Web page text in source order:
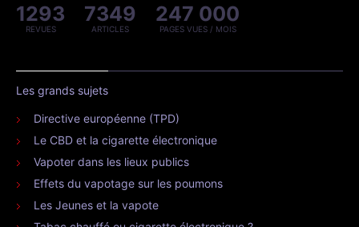
1293
REVUES
7349
ARTICLES
247 000
PAGES VUES / MOIS
Les grands sujets
Directive européenne (TPD)
Le CBD et la cigarette électronique
Vapoter dans les lieux publics
Effets du vapotage sur les poumons
Les Jeunes et la vapote